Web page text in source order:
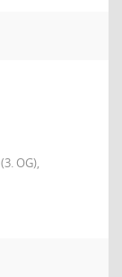
OG),